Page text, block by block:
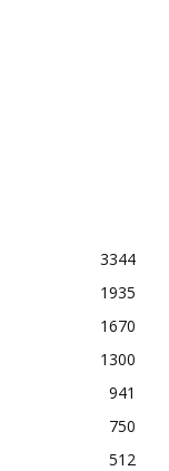
3344
1935
1670
1300
941
750
512